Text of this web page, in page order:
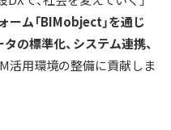
ーム「BIMobject」を通じ
の標準化、システム連携、
活用環境の整備に貢献しま